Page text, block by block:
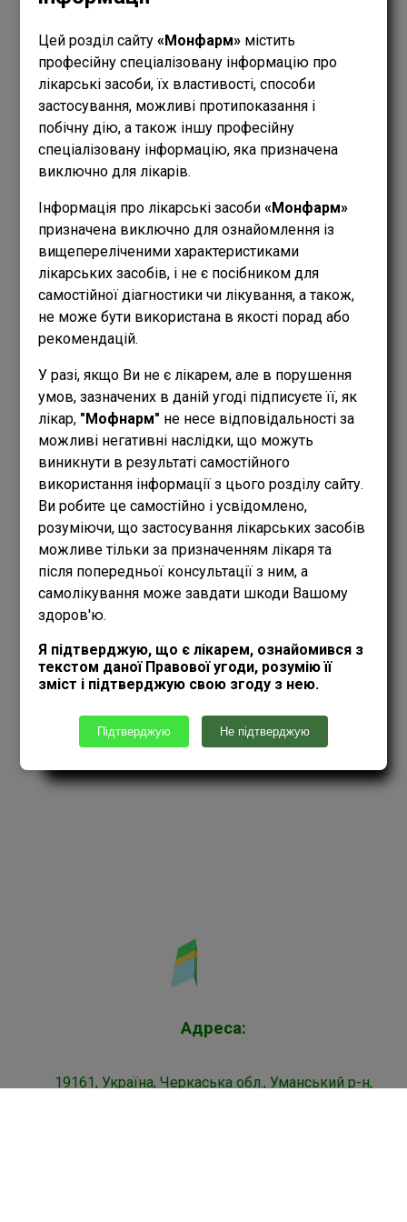
Цей розділ сайту«Монфарм» містить
професійну спеціалізовану інформацію про
лікарські засоби, їх властивості, способи
застосування, можливі протипоказання і
побічну дію, а також іншу професійну
спеціалізовану інформацію, яка призначена
виключно для лікарів.
Інформація про лікарські засоби«Монфарм»
призначена виключно для ознайомлення із
вищепереліченими характеристиками
лікарських засобів, і не є посібником для
самостійної діагностики чи лікування, а також,
не може бути використана в якості порад або
рекомендацій.
У разі, якщо Ви не є лікарем, але в порушення
умов, зазначених в даній угоді підписуєте її, як
лікар, "Мофнарм" не несе відповідальності за
можливі негативні наслідки, що можуть
виникнути в результаті самостійного
використання інформації з цього розділу сайту.
Ви робите це самостійно і усвідомлено,
розуміючи, що застосування лікарських засобів
можливе тільки за призначенням лікаря та
після попередньої консультації з ним, а
самолікування може завдати шкоди Вашому
здоров'ю.
Я підтверджую, що є лікарем, ознайомився з
текстом даної Правової угоди, розумію її
зміст і підтверджую свою згоду з нею.
Підтверджую Не підтверджую
ФОРМА ВИПУСКУ
ДІТЯМ
ВІД 3 РОКІВ
ВАГІТНИМ
НЕ
ЗАСТОСОВУЮТЬ
ГОДУЮЧИМ
НЕ
ЗАСТОСОВУЮТЬ
ВОДІЯМ
ВІДСУТНЯ
ІНФОРМАЦІЯ
ДО 25 °C
ІНСТРУКЦІЯ
Адреса:
19161, Україна, Черкаська обл.,Уманський р-н,